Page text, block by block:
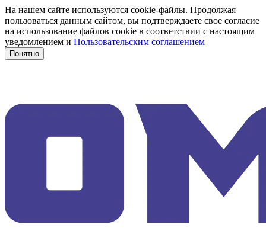
На нашем сайте используются cookie-файлы. Продолжая
пользоваться данным сайтом, вы подтверждаете свое согласие
на использование файлов cookie в соответствии с настоящим
уведомлением и Пользовательским соглашением
Понятно